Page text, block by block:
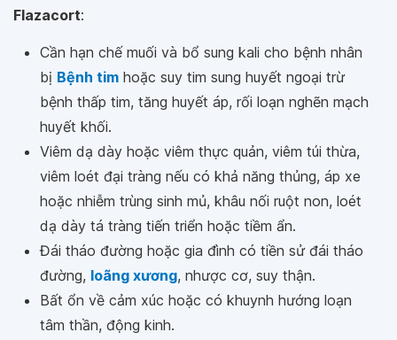
Flazacort:
Cần hạn chế muối và bổ sung kali cho bệnh nhân
bị Bệnh tim hoặc suy tim sung huyết ngoại trừ
bệnh thấp tim, tăng huyết áp, rối loạn nghẽn mạch
huyết khối.
Viêm dạ dày hoặc viêm thực quản, viêm túi thừa,
viêm loét đại tràng nếu có khả năng thủng, áp xe
hoặc nhiễm trùng sinh mủ, khâu nối ruột non, loét
dạ dày tá tràng tiến triển hoặc tiềm ẩn.
Đái tháo đường hoặc gia đình có tiền sử đái tháo
đường, loãng xương, nhược cơ, suy thận.
Bất ổn về cảm xúc hoặc có khuynh hướng loạn
tâm thần, động kinh.